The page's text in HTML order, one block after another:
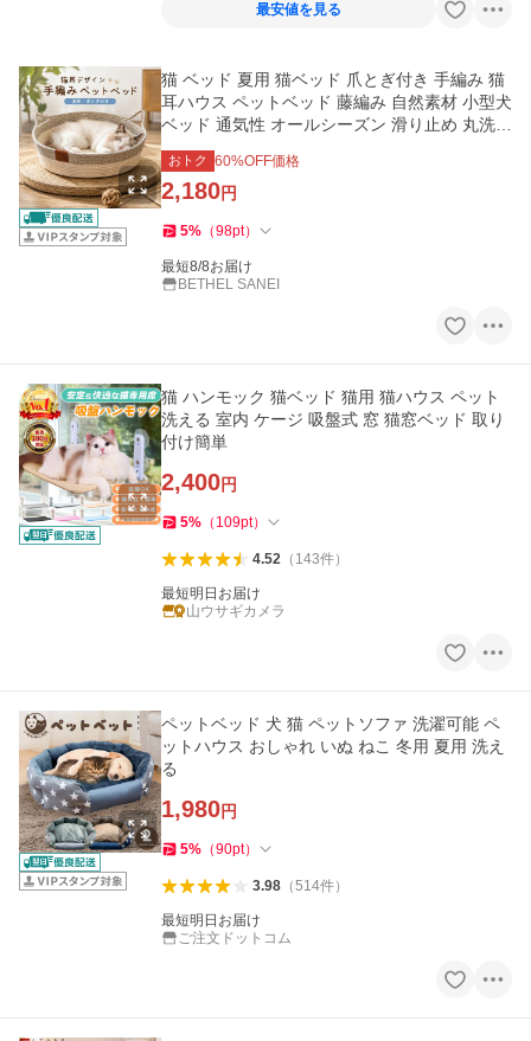
最安値を見る
猫 ベッド 夏用 猫ベッド 爪とぎ付き 手編み 猫
耳ハウス ペットベッド 藤編み 自然素材 小型犬
ベッド 通気性 オールシーズン 滑り止め 丸洗い
OK
おトク 60%OFF価格
2,180円
5% （98pt）
最短8/8お届け
BETHEL SANEI
猫 ハンモック 猫ベッド 猫用 猫ハウス ペット
洗える 室内 ケージ 吸盤式 窓 猫窓ベッド 取り
付け簡単
2,400円
5% （ 109pt）
4.52（ 143件）
最短明日お届け
山ウサギカメラ
ペットベッド 犬 猫 ペットソファ 洗濯可能 ペ
ットハウス おしゃれ いぬ ねこ 冬用 夏用 洗え
る
1,980円
5% （90pt）
3.98（514件）
最短明日お届け
ご注文ドットコム